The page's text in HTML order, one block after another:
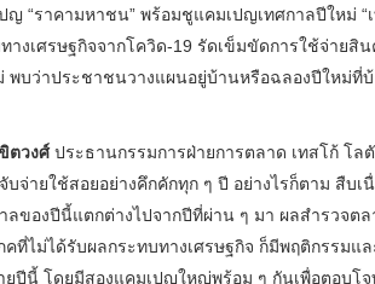
ญ “ราคามหาชน” พร้อมชูแคมเปญเทศกาลปีใหม่
างเศรษฐกิจจากโควิด-19 รัดเข็มขัดการใช้จ่าย
พบว่าประชาชนวางแผนอยู่บ้านหรือฉลองปีใหม่ที่
ตวงศ์ประธานกรรมการฝ่ายการตลาด เทสโก้ โล
จ่ายใช้สอยอย่างคึกคักทุก ๆ ปี อย่างไรก็ตาม สืบ
ลของปีนี้แตกต่างไปจากปีที่ผ่าน ๆ มา ผลสำรวจต
คที่ไม่ได้รับผลกระทบทางเศรษฐกิจ ก็มีพฤติกรรมแ
ปีนี้ โดยมีสองแคมเปญใหญ่พร้อม ๆ กันเพื่อตอบโ